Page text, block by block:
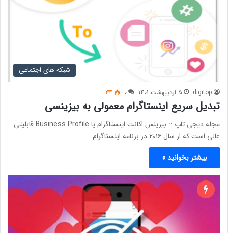
شبکه های اجتماعی
digitop 5 اردیبهشت 1401 0
34
تبدیل سریع اینستاگرام معمولی به بیزینسی
مجله دیجی تاپ :: بیزینس اکانت اینستاگرام یا Business Profile قابلیتی
عالی است که از سال ۲۰۱۶ در برنامه اینستاگرام…
بیشتر بخوانید »